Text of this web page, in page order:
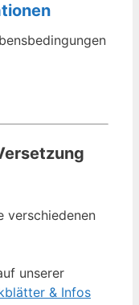
verschiedenen
unserer
& Infos